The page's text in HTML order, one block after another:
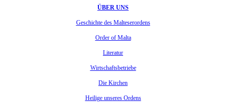
ÜBER UNS
Geschichte des Malteserordens
Order of Malta
Literatur
Wirtschaftsbetriebe
Die Kirchen
Heilige unseres Ordens